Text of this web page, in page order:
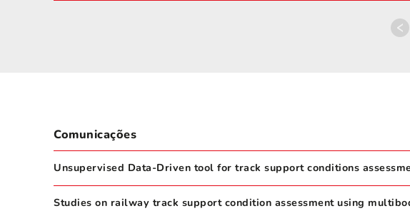
Comunicações
Unsupervised Data-Driven tool for track support conditions
Studies on railway track support condition assessment using